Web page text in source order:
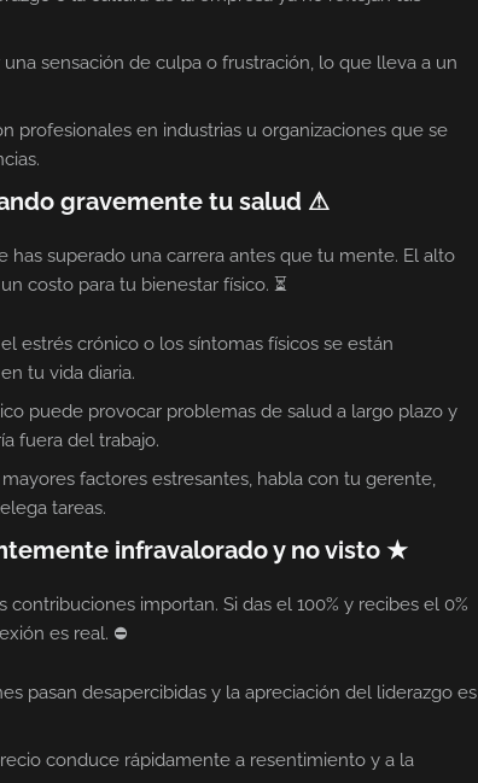
una sensación de culpa o frustración, lo que lleva a un
profesionales en industrias u organizaciones que se
gravemente tu salud ⚠
has superado una carrera antes que tu mente. El alto
costo para tu bienestar físico. ⏳
estrés crónico o los síntomas físicos se están
tu vida diaria.
puede provocar problemas de salud a largo plazo y
fuera del trabajo.
factores estresantes, habla con tu gerente,
tareas.
infravalorado y no visto ★
contribuciones importan. Si das el 100% y recibes el 0%
es real. ⛔
pasan desapercibidas y la apreciación del liderazgo es
conduce rápidamente a resentimiento y a la